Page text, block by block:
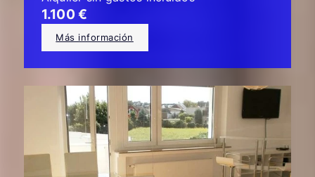
1.100 €
Más información